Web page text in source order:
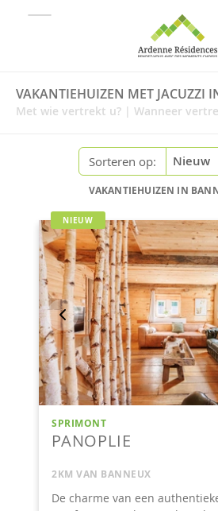
VAKANTIEHUIZEN MET JACUZZI
Met wie vertrekt u? | Wanneer
Sorteren op:
VAKANTIEHUIZEN IN